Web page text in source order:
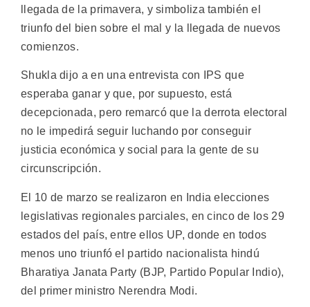
llegada de la primavera, y simboliza también el
triunfo del bien sobre el mal y la llegada de nuevos
comienzos.
Shukla dijo a en una entrevista con IPS que
esperaba ganar y que, por supuesto, está
decepcionada, pero remarcó que la derrota electoral
no le impedirá seguir luchando por conseguir
justicia económica y social para la gente de su
circunscripción.
El 10 de marzo se realizaron en India elecciones
legislativas regionales parciales, en cinco de los 29
estados del país, entre ellos UP, donde en todos
menos uno triunfó el partido nacionalista hindú
Bharatiya Janata Party (BJP, Partido Popular Indio),
del primer ministro Nerendra Modi.